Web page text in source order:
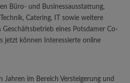
Büro- und Businessausstattung,
Catering, IT sowie weitere
eines Potsdamer Co-
jetzt können Interessierte online
im Bereich Versteigerung und